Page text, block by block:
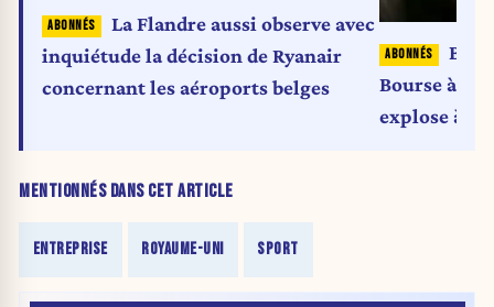
MENTIONNÉS DANS CET ARTICLE
ENTREPRISE ROYAUME-UNI SPORT
La Flandre aussi observe avec
inquiétude la décision de Ryanair
concernant les aéroports belges
Bourse à 24
explose à la